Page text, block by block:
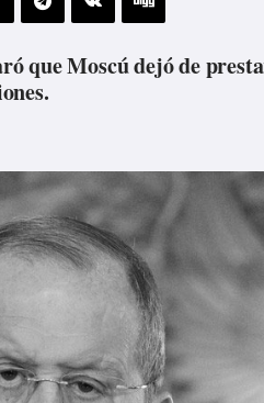
que Moscú dejó de